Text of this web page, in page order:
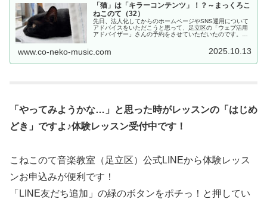
「猫」は「キラーコンテンツ」！？～まっくろこ
ねこのて（32）
先日、法人化してからのホームページやSNS運用について
アドバイスをいただこうと思って、足立区の「ウェブ活用
アドバイザー」さんの予約をさせていただいたのです。わ
www.co-neko-music.com 2025.10.13
「やってみようかな…」と思った時がレッスンの「はじめ
どき」ですよ♪体験レッスン受付中です！
こねこのて音楽教室（足立区）公式LINEから体験レッス
ンお申込みが便利です！
「LINE友だち追加」の緑のボタンをポチっ！と押してい